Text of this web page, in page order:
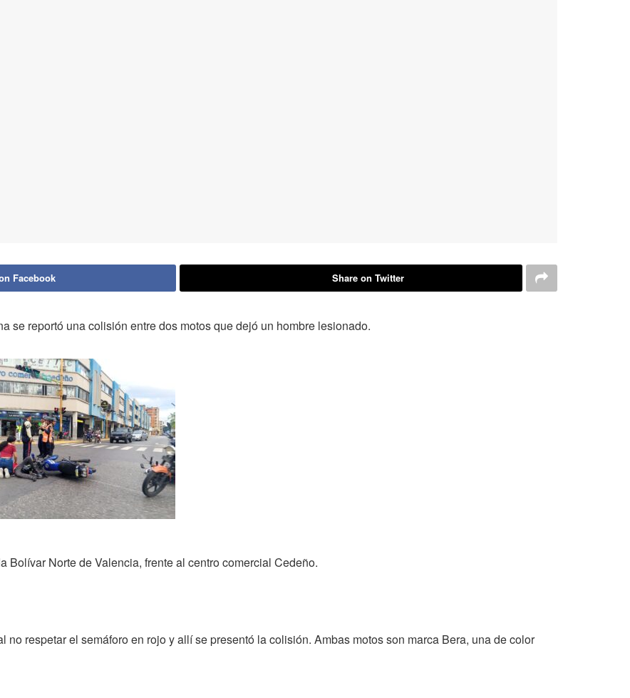
Facebook Share on Twitter
se reportó una colisión entre dos motos que dejó un hombre lesionado.
Norte de Valencia, frente al centro comercial Cedeño.
respetar el semáforo en rojo y allí se presentó la colisión. Ambas motos son marca Bera, una de color